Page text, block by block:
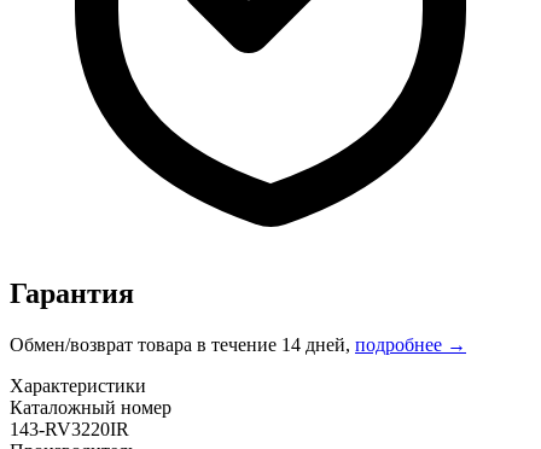
Гарантия
Обмен/возврат товара в течение 14 дней, подробнее →
Характеристики
Каталожный номер
143-RV3220IR